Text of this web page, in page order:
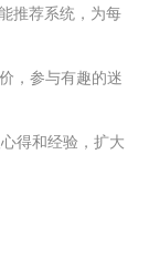
推荐系统，为每
，参与有趣的迷
得和经验，扩大